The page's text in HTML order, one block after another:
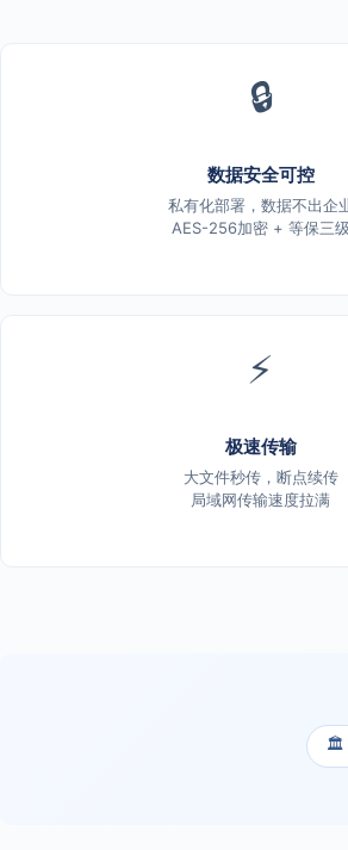
🔒
数据安全可控
私有化部署，数据不出企
AES-256加密 + 等保三级
⚡
极速传输
大文件秒传，断点续传
局域网传输速度拉满
🏛️